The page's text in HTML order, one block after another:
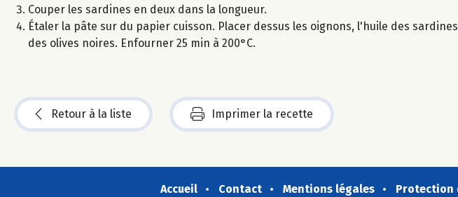
Couper les sardines en deux dans la longueur.
Étaler la pâte sur du papier cuisson. Placer dessus les oignons, l'huile des
des olives noires. Enfourner 25 min à 200°C.
Retour à la liste Imprimer la recette
Accueil Contact Mentions légales Protection